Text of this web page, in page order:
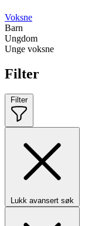
Voksne
Barn
Ungdom
Unge voksne
Filter
Filter
Lukk avansert søk